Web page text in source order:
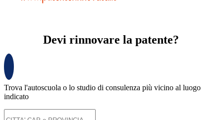
Devi rinnovare la patente?
Trova l'autoscuola o lo studio di consulenza più vicino al luogo
indicato